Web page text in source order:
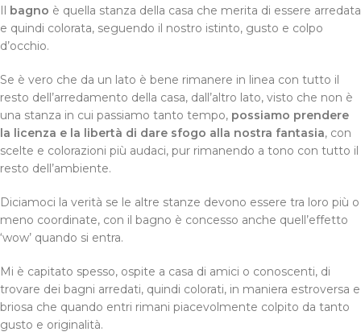
Il bagno è quella stanza della casa che merita di essere arredata
e quindi colorata, seguendo il nostro istinto, gusto e colpo
d’occhio.
Se è vero che da un lato è bene rimanere in linea con tutto il
resto dell’arredamento della casa, dall’altro lato, visto che non è
una stanza in cui passiamo tanto tempo, possiamo prendere
la licenza e la libertà di dare sfogo alla nostra fantasia, con
scelte e colorazioni più audaci, pur rimanendo a tono con tutto il
resto dell’ambiente.
Diciamoci la verità se le altre stanze devono essere tra loro più o
meno coordinate, con il bagno è concesso anche quell’effetto
‘wow’ quando si entra.
Mi è capitato spesso, ospite a casa di amici o conoscenti, di
trovare dei bagni arredati, quindi colorati, in maniera estroversa e
briosa che quando entri rimani piacevolmente colpito da tanto
gusto e originalità.